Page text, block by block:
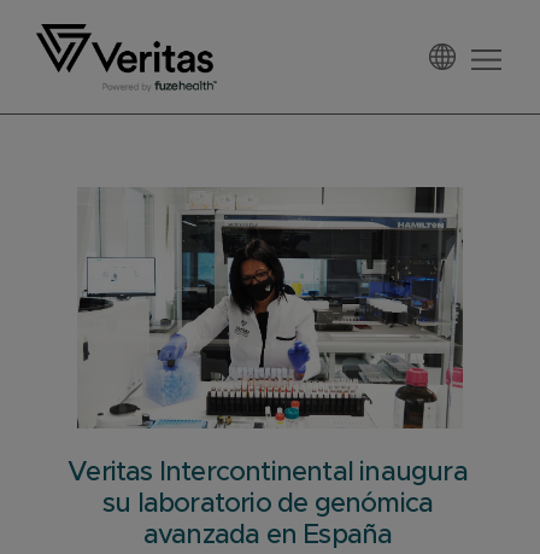
navegación
contenido
principal
de
Veritas Intercontinental inaugura
su laboratorio de genómica
avanzada en España